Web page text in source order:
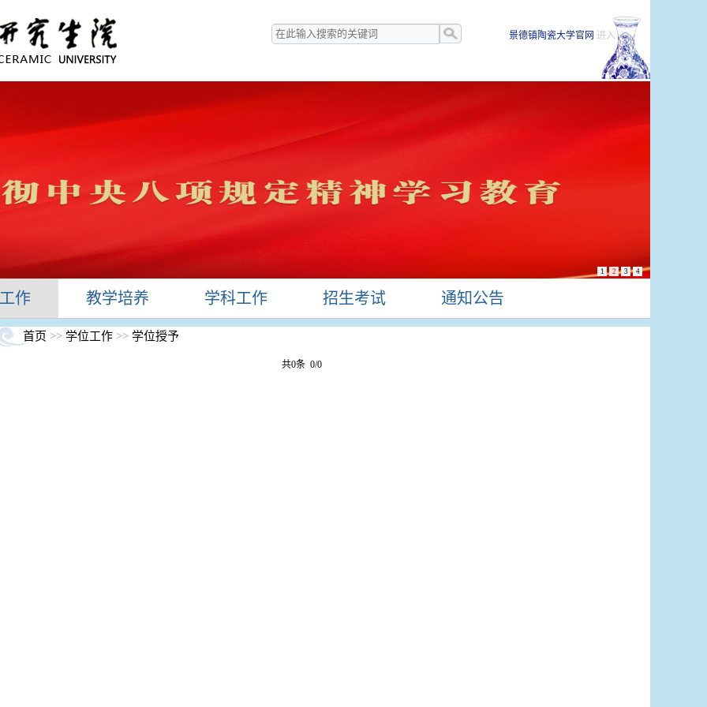
景德镇陶瓷大学官网 进入>>
1 2 3 4
作 教学培养 学科工作 招生考试 通知公告
首页 >> 学位工作>> 学位授予
共0条 0/0